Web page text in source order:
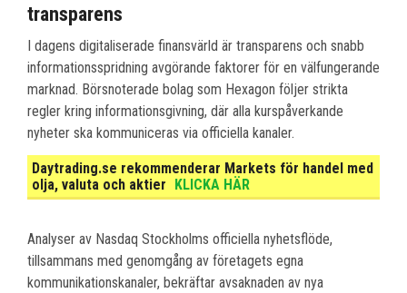
transparens
I dagens digitaliserade finansvärld är transparens och snabb
informationsspridning avgörande faktorer för en välfungerande
marknad. Börsnoterade bolag som Hexagon följer strikta
regler kring informationsgivning, där alla kurspåverkande
nyheter ska kommuniceras via officiella kanaler.
Daytrading.se rekommenderar Markets för handel med
olja, valuta och aktier
KLICKA HÄR
Analyser av Nasdaq Stockholms officiella nyhetsflöde,
tillsammans med genomgång av företagets egna
kommunikationskanaler, bekräftar avsaknaden av nya